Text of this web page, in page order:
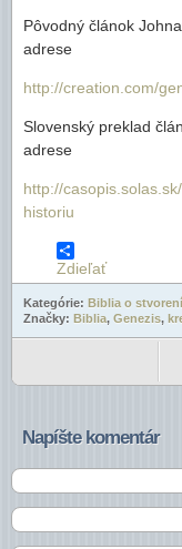
Pôvodný článok
adrese
http://creation.com/
Slovenský preklad
adrese
http://
historiu
Zdieľať
Kategórie: Biblia o stvorení
Značky: Biblia, Genezis,
Napíšte komentár